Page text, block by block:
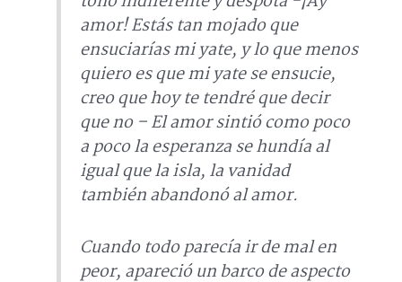
amor! Estás tan mojado que
ensuciarías mi yate, y lo que menos
quiero es que mi yate se ensucie,
creo que hoy te tendré que decir
que no – El amor sintió como poco
a poco la esperanza se hundía al
igual que la isla, la vanidad
también abandonó al amor.
Cuando todo parecía ir de mal en
peor, apareció un barco de aspecto